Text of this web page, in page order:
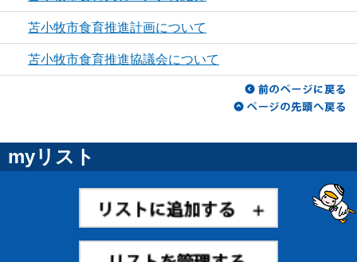
苫小牧市食育推進計画について
苫小牧市食育推進協議会について
myリスト